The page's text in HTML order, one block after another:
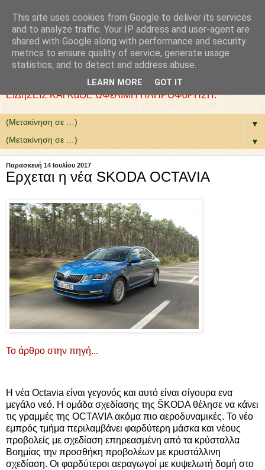
: COLLaZ NeWS aND
MoRE
ΘέΛΟΥΜΕ ΝΑ ΕίΜΑΣΤΕ ΧΡήΣΙΜΟΙ. ΕΠΙΛέΓΟΥΜΕ
ΕΙΔήΣΕΙΣ ΚΑι ΚάΘΕ ΩΦέΛΙΜΗ ΠΛΗΡΟΦόΡΗΣΗ.
▼
▼
Παρασκευή 14 Ιουλίου 2017
Ερχεται η νέα SKODA OCTAVIA
Το άρθρο στην πηγή...
Η νέα Octavia είναι γεγονός και αυτό είναι σίγουρα ενα
μεγάλο νεό. Η ομάδα σχεδίασης της ŠKODA θέλησε να κάνει
τις γραμμές της OCTAVIA ακόμα πιο αεροδυναμικές. Το νέο
εμπρός τμήμα περιλαμβάνει φαρδύτερη μάσκα και νέους
προβολείς με σχεδίαση επηρεασμένη από τα κρύσταλλα
Βοημίας την προσθήκη προβολέων με κρυστάλλινη
σχεδίαση. Οι φαρδύτεροι αεραγωγοί με κυψελωτή δομή στο
This site uses cookies from Google to deliver its services
and to analyze traffic. Your IP address and user-agent are
shared with Google along with performance and security
metrics to ensure quality of service, generate usage
statistics, and to detect and address abuse.
LEARN MORE GOT IT